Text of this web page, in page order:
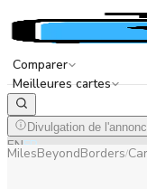
Comparer
Meilleures cartes
Divulgation de
ENFR
MilesBeyondBorders/